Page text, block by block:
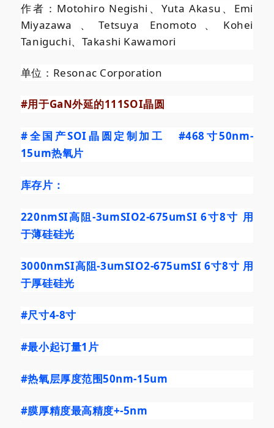
作者：Motohiro Negishi、Yuta Akasu、Emi
Miyazawa、Tetsuya Enomoto、Kohei
Taniguchi、Takashi Kawamori
单位：Resonac Corporation
#用于GaN外延的111SOI晶圆
#全国产SOI晶圆定制加工 #468寸50nm-
15um热氧片
库存片：
220nmSI高阻-3umSIO2-675umSI 6寸8寸 用
于薄硅硅光
3000nmSI高阻-3umSIO2-675umSI 6寸8寸 用
于厚硅硅光
#尺寸4-8寸
#最小起订量1片
#热氧层厚度范围50nm-15um
#膜厚精度最高精度+-5nm